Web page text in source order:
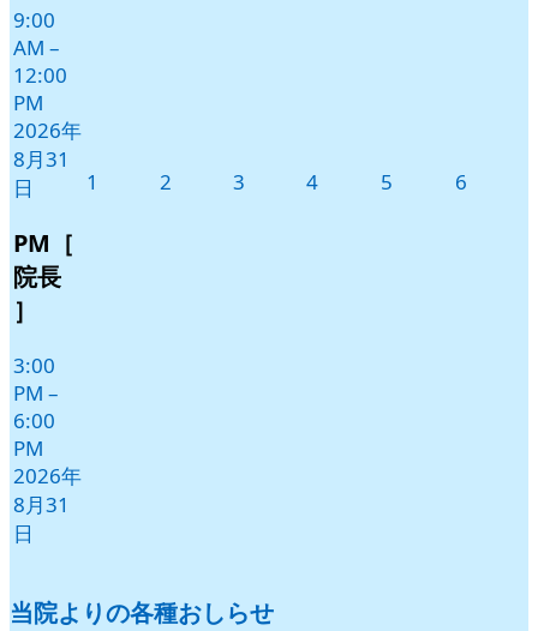
9:00
AM –
12:00
PM
2026年
8月31
日
PM［
院長
］
3:00
PM –
6:00
PM
2026年
8月31
日
1 2 3 42026
5 6
当院よりの各種おしらせ